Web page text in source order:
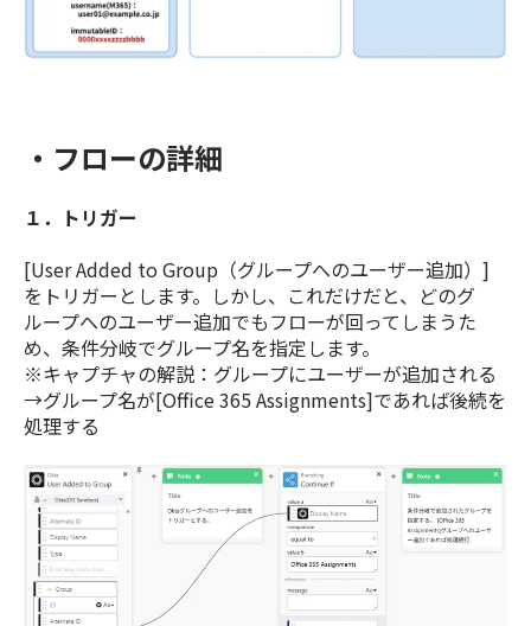
・フローの詳細
１．トリガー
[User Added to Group（グループへのユーザー追加）]
をトリガーとします。しかし、これだけだと、どのグ
ループへのユーザー追加でもフローが回ってしまうた
め、条件分岐でグループ名を指定します。
※キャプチャの解説：グループにユーザーが追加される
→グループ名が[Office 365 Assignments]であれば後続を
処理する